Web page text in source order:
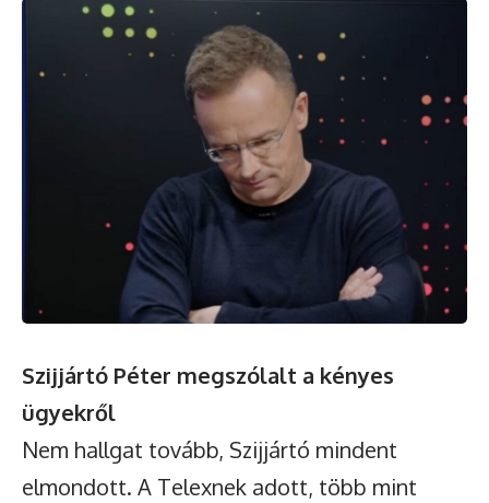
Szijjártó Péter megszólalt a kényes
ügyekről
Nem hallgat tovább, Szijjártó mindent
elmondott. A Telexnek adott, több mint